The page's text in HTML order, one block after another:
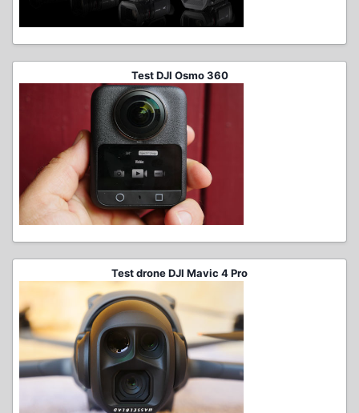
Test DJI Osmo 360
Test drone DJI Mavic 4 Pro